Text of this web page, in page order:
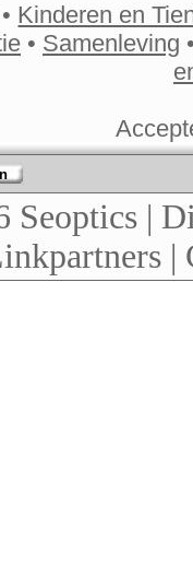
• Kinderen en
• Samenleving
Seoptics |
|